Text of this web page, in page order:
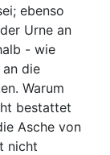
ebenso
Urne an
- wie
die
Warum
bestattet
Asche von
nicht